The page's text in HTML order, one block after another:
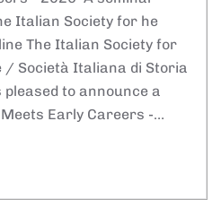
Italian Society for he
The Italian Society for
/ Società Italiana di Storia
pleased to announce a
Early Careers -…